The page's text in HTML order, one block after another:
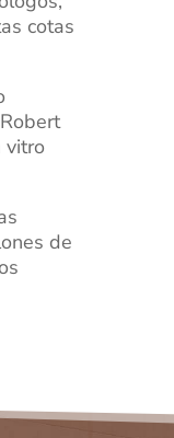
cotas
vitro
de